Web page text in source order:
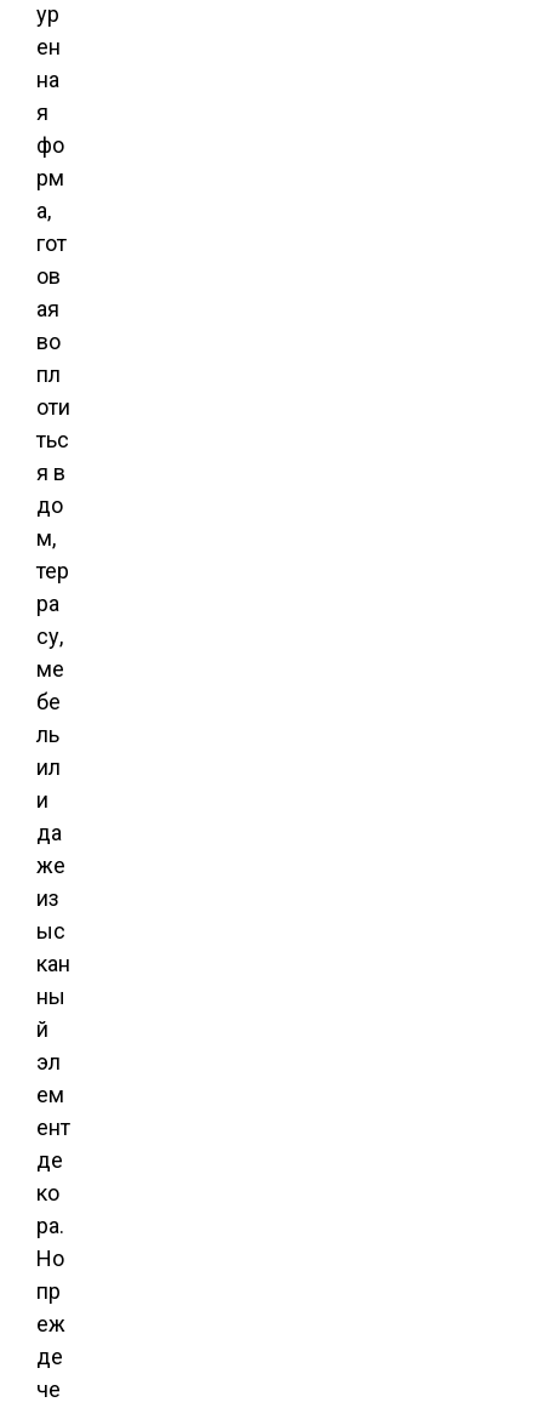
ур
ен
на
я
фо
рм
а,
гот
ов
ая
во
пл
оти
тьс
я в
до
м,
тер
ра
су,
ме
бе
ль
ил
и
да
же
из
ыс
кан
ны
й
эл
ем
ент
де
ко
ра.
Но
пр
еж
де
че